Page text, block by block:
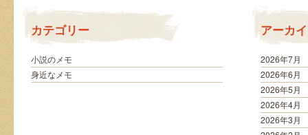
は
作
あ
る
カテゴリー
小説のメモ
身近なメモ
アーカ
2026年7月
2026年6月
2026年5月
2026年4月
2026年3月